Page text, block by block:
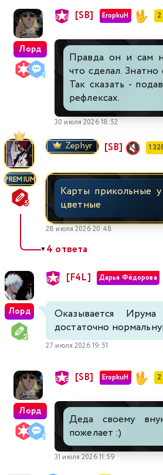
Лорд
[SB] EropkuH 2
Правда он и сам
что сделал. Знатно
Так сказать -
рефлексах.
30 июля 2026 18:52
PREMIUM
Zephyr [SB] 1
Карты прикольные
цветные
28 июля 2026 20:48
▼4 ответа
Лорд
[F4L] Дарья Фёдорова
Оказывается
достаточно
27 июля 2026 19:51
Лорд
[SB] EropkuH 2
Деда своему
пожелает :)
31 июля 2026 11:59